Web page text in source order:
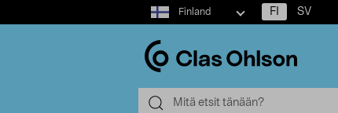
Select
market
Finland FI SV